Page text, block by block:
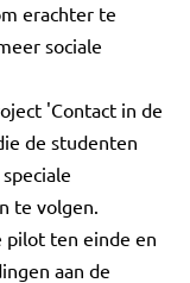
erachter te
sociale
'Contact in de
de studenten
te volgen.
pilot ten einde en
aan de